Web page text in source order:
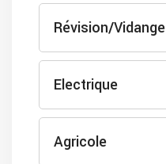
Révision/Vidange
Electrique
Agricole